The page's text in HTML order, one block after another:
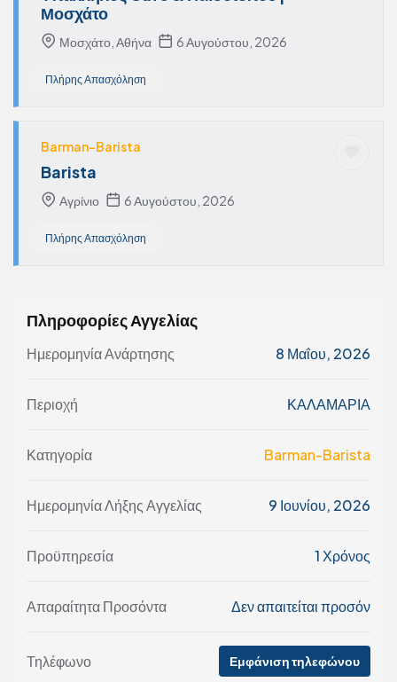
Μοσχάτο
Μοσχάτο, Αθήνα 6 Αυγούστου, 2026
Πλήρης Απασχόληση
Barman-Barista
Barista
Αγρίνιο 6 Αυγούστου, 2026
Πλήρης Απασχόληση
Πληροφορίες Αγγελίας
Ημερομηνία Ανάρτησης 8 Μαΐου, 2026
Περιοχή ΚΑΛΑΜΑΡΙΑ
Κατηγορία Barman-Barista
Ημερομηνία Λήξης Αγγελίας 9 Ιουνίου, 2026
Προϋπηρεσία 1 Χρόνος
Απαραίτητα Προσόντα Δεν απαιτείται προσόν
Τηλέφωνο Εμφάνιση τηλεφώνου